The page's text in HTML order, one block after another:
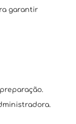
garantir